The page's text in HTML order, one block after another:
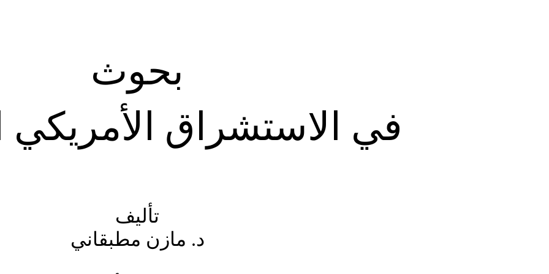
بحوث
في الاستشراق الأمريكي
تأليف
د. مازن مطبقاني